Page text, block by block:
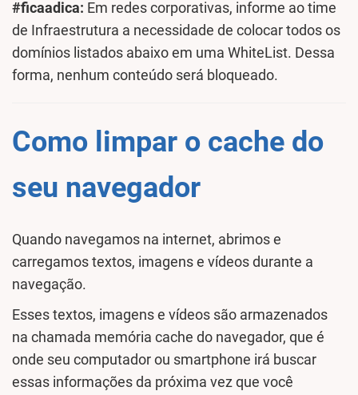
#ficaadica: Em redes corporativas, informe ao time
de Infraestrutura a necessidade de colocar todos os
domínios listados abaixo em uma WhiteList. Dessa
forma, nenhum conteúdo será bloqueado.
Como limpar o cache do
seu navegador
Quando navegamos na internet, abrimos e
carregamos textos, imagens e vídeos durante a
navegação.
Esses textos, imagens e vídeos são armazenados
na chamada memória cache do navegador, que é
onde seu computador ou smartphone irá buscar
essas informações da próxima vez que você